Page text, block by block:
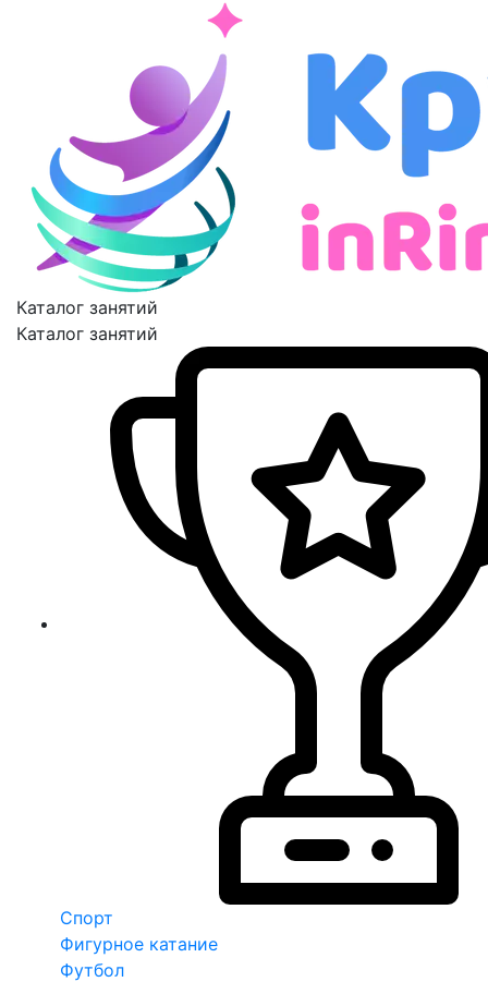
Каталог занятий
Каталог занятий
Спорт
Фигурное катание
Футбол